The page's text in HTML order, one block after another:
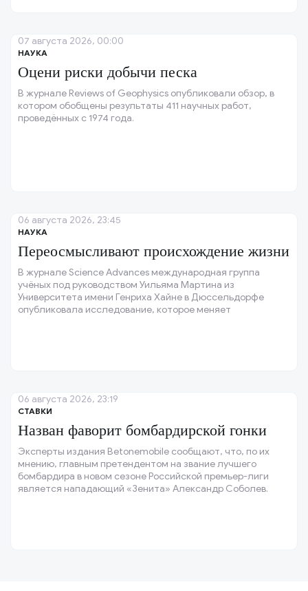
НАУКА
Оцени риски добычи песка
В журнале Reviews of Geophysics опубликовали обзор, в
котором обобщены результаты 411 научных работ,
проведённых с 1974 года.
07 августа 2026, 00:00
НАУКА
Переосмысливают происхождение жизни
В журнале Science Advances международная группа
учёных под руководством Уильяма Мартина из
Университета имени Генриха Хайне в Дюссельдорфе
опубликовала исследование, которое меняет
06 августа 2026, 23:45
СТАВКИ
Назван фаворит бомбардирской гонки
Эксперты издания Betonemobile сообщают, что, по их
мнению, главным претендентом на звание лучшего
бомбардира в новом сезоне Российской премьер-лиги
является нападающий «Зенита» Александр Соболев.
06 августа 2026, 23:19